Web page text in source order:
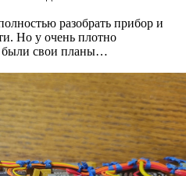
разобрать прибор и
Но у очень плотно
были свои планы…